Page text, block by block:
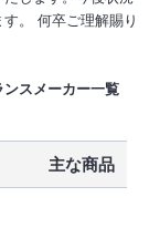
。 何卒ご理解賜り
ンスメーカー一覧
主な商品